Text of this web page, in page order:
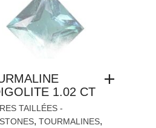
1.02 CT
TAILLÉES -
, TOURMALINES,